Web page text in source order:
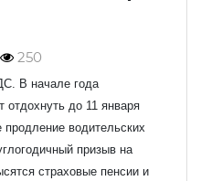
250
В начале года
отдохнуть до 11 января
водительских
призыв на
страховые пенсии и